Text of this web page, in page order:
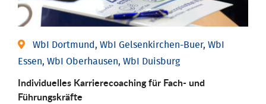
WbI Dortmund, WbI Gelsenkirchen-Buer, WbI
Essen, WbI Oberhausen, WbI Duisburg
Individu­elles Karrierecoaching für Fach-­ und
Führungs­kräfte